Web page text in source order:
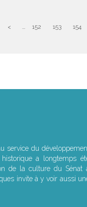
< ... 152 153 154
service du
a longtemps
de la culture du Sénat
invite à y voir aussi